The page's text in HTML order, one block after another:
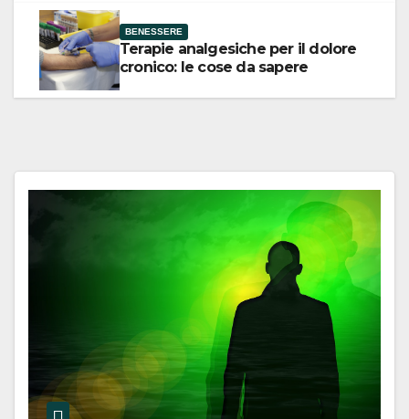
BENESSERE
Terapie analgesiche per il dolore
cronico: le cose da sapere